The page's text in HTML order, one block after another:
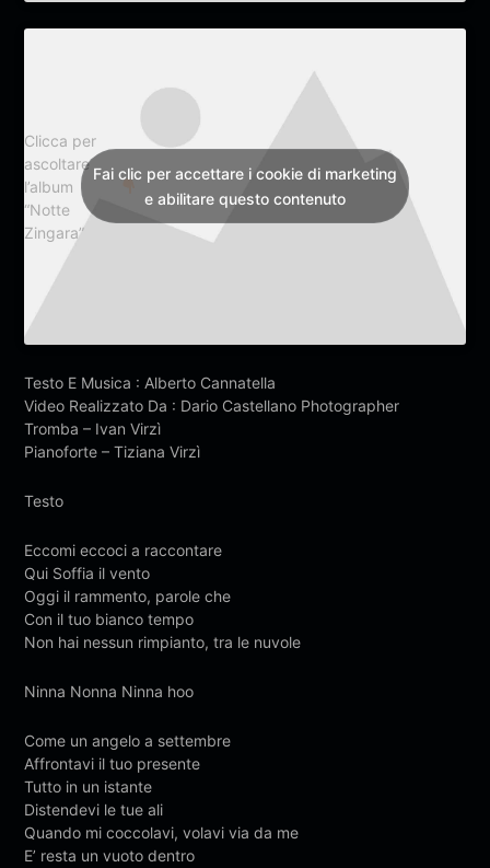
Clicca per
ascoltare
l’album
“Notte
Zingara”
Fai clic per accettare i cookie di marketing
e abilitare questo contenuto
Testo E Musica : Alberto Cannatella
Video Realizzato Da : Dario Castellano Photographer
Tromba – Ivan Virzì
Pianoforte – Tiziana Virzì
Testo
Eccomi eccoci a raccontare
Qui Soffia il vento
Oggi il rammento, parole che
Con il tuo bianco tempo
Non hai nessun rimpianto, tra le nuvole
Ninna Nonna Ninna hoo
Come un angelo a settembre
Affrontavi il tuo presente
Tutto in un istante
Distendevi le tue ali
Quando mi coccolavi, volavi via da me
E’ resta un vuoto dentro